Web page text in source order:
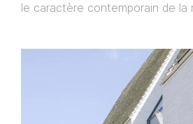
le caractère contemporain de la